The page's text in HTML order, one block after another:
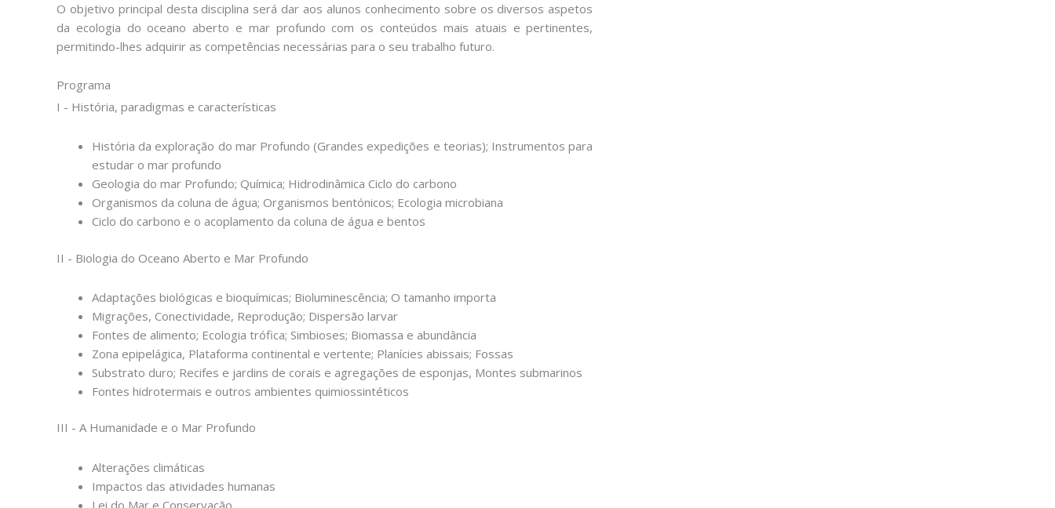
O objetivo principal desta disciplina será dar aos alunos conhecimento sobre os diversos aspetos
da ecologia do oceano aberto e mar profundo com os conteúdos mais atuais e pertinentes,
permitindo-lhes adquirir as competências necessárias para o seu trabalho futuro.
Programa
I - História, paradigmas e características
História da exploração do mar Profundo (Grandes expedições e teorias); Instrumentos para
estudar o mar profundo
Geologia do mar Profundo; Química; Hidrodinâmica Ciclo do carbono
Organismos da coluna de água; Organismos bentónicos; Ecologia microbiana
Ciclo do carbono e o acoplamento da coluna de água e bentos
II - Biologia do Oceano Aberto e Mar Profundo
Adaptações biológicas e bioquímicas; Bioluminescência; O tamanho importa
Migrações, Conectividade, Reprodução; Dispersão larvar
Fontes de alimento; Ecologia trófica; Simbioses; Biomassa e abundância
Zona epipelágica, Plataforma continental e vertente; Planícies abissais; Fossas
Substrato duro; Recifes e jardins de corais e agregações de esponjas, Montes submarinos
Fontes hidrotermais e outros ambientes quimiossintéticos
III - A Humanidade e o Mar Profundo
Alterações climáticas
Impactos das atividades humanas
Lei do Mar e Conservação